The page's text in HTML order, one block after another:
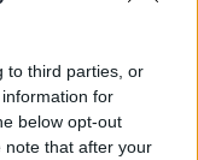
to third parties, or
for
below opt-out
note that after your
Mantra